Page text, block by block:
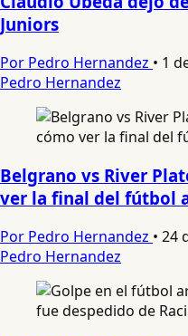
Juniors
Por Pedro Hernandez • 1
Pedro Hernandez
Belgrano vs River
ver la final del fútbol
Por Pedro Hernandez • 24
Pedro Hernandez